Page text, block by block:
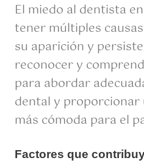
El miedo al dentista
tener múltiples
su aparición y
reconocer y
para abordar
dental y proporcionar
más cómoda para el
Factores que